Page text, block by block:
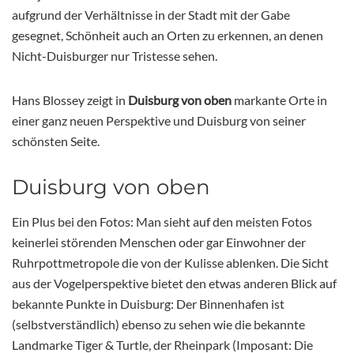
aufgrund der Verhältnisse in der Stadt mit der Gabe
gesegnet, Schönheit auch an Orten zu erkennen, an denen
Nicht-Duisburger nur Tristesse sehen.
Hans Blossey zeigt in Duisburg von oben markante Orte in
einer ganz neuen Perspektive und Duisburg von seiner
schönsten Seite.
Duisburg von oben
Ein Plus bei den Fotos: Man sieht auf den meisten Fotos
keinerlei störenden Menschen oder gar Einwohner der
Ruhrpottmetropole die von der Kulisse ablenken. Die Sicht
aus der Vogelperspektive bietet den etwas anderen Blick auf
bekannte Punkte in Duisburg: Der Binnenhafen ist
(selbstverständlich) ebenso zu sehen wie die bekannte
Landmarke Tiger & Turtle, der Rheinpark (Imposant: Die